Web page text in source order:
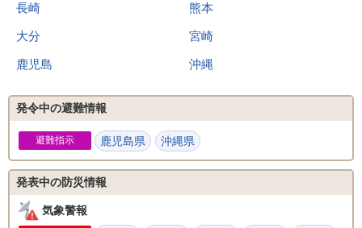
長崎 熊本
大分 宮崎
鹿児島 沖縄
発令中の避難情報
避難指示 鹿児島県 沖縄県
発表中の防災情報
気象警報